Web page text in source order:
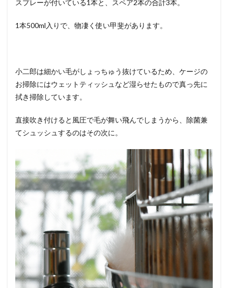
スプレーが付いている1本と、スペア2本の合計3本。
1本500ml入りで、物凄く使い甲斐があります。
小二郎は細かい毛がしょっちゅう抜けているため、ケージの
お掃除にはウェットティッシュなど湿らせたもので真っ先に
拭き掃除しています。
直接吹き付けると風圧で毛が舞い飛んでしまうから、除菌兼
てシュッシュするのはその次に。